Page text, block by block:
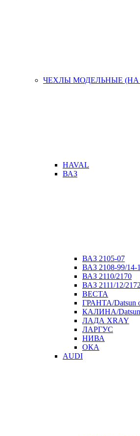
ЧЕХЛЫ МОДЕЛЬНЫЕ (НА
HAVAL
ВАЗ
ВАЗ 2105-07
ВАЗ 2108-99/14-
ВАЗ 2110/2170
ВАЗ 2111/12/2172
ВЕСТА
ГРАНТА/Datsun
КАЛИНА/Datsun
ЛАДА XRAY
ЛАРГУС
НИВА
ОКА
AUDI